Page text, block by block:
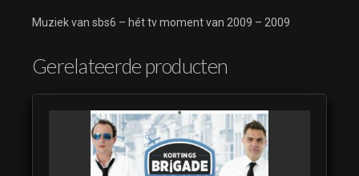
Muziek van sbs6 – hét tv moment van 2009 – 2009
Gerelateerde producten